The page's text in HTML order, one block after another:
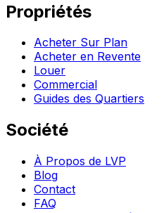
Propriétés
Acheter Sur Plan
Acheter en Revente
Louer
Commercial
Guides des Quartiers
Société
À Propos de LVP
Blog
Contact
FAQ